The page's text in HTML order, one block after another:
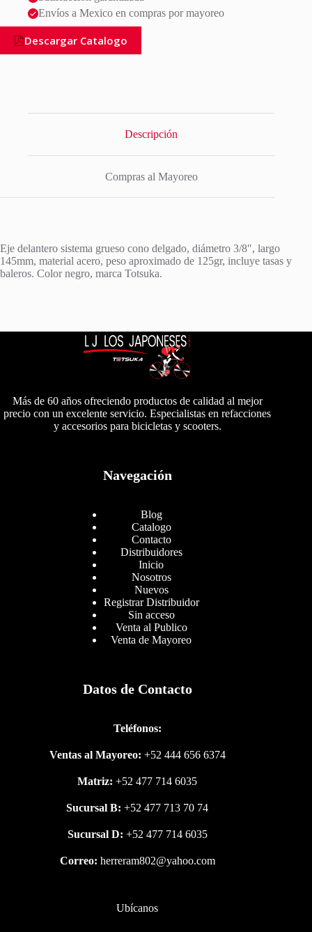
Envíos a Mexico en compras por mayoreo
Descargar Catalogo
Descripción
Compras al Mayoreo
Eje delantero sistema grueso cono delgado, diámetro 3/8″, largo
145mm, material acero, peso aproximado de 125gr, incluye tasas y
baleros. Color negro, marca Totsuka.
Más de 60 años ofreciendo productos de calidad al mejor
precio con un excelente servicio. Especialistas en refacciones
y accesorios para bicicletas y scooters.
Navegación
Blog
Catalogo
Contacto
Distribuidores
Inicio
Nosotros
Nuevos
Registrar Distribuidor
Sin acceso
Venta al Publico
Venta de Mayoreo
Datos de Contacto
Teléfonos:
Ventas al Mayoreo: +52 444 656 6374
Matriz: +52 477 714 6035
Sucursal B:+52 477 713 70 74
Sucursal D: +52 477 714 6035
Correo: herreram802@yahoo.com
Ubícanos